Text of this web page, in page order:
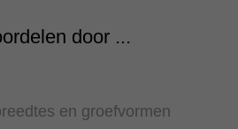
door ...
en groefvormen